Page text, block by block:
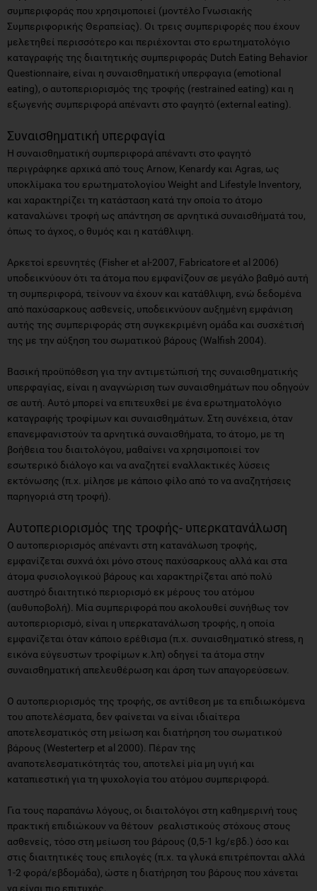
συμπεριφοράς που χρησιμοποιεί (μοντέλο Γνωσιακής
Συμπεριφορικής Θεραπείας). Οι τρεις συμπεριφορές που έχουν
μελετηθεί περισσότερο και περιέχονται στο ερωτηματολόγιο
καταγραφής της διαιτητικής συμπεριφοράς Dutch Eating Behavior
Questionnaire, είναι η συναισθηματική υπερφαγια (emotional
eating), ο αυτοπεριορισμός της τροφής (restrained eating) και η
εξωγενής συμπεριφορά απέναντι στο φαγητό (external eating).
Συναισθηματική υπερφαγία
Η συναισθηματική συμπεριφορά απέναντι στο φαγητό
περιγράφηκε αρχικά από τους Arnow, Kenardy και Agras, ως
υποκλίμακα του ερωτηματολογίου Weight and Lifestyle Inventory,
και χαρακτηρίζει τη κατάσταση κατά την οποία το άτομο
καταναλώνει τροφή ως απάντηση σε αρνητικά συναισθήματά του,
όπως το άγχος, ο θυμός και η κατάθλιψη.
Αρκετοί ερευνητές (Fisher et al-2007, Fabricatore et al 2006)
υποδεικνύουν ότι τα άτομα που εμφανίζουν σε μεγάλο βαθμό αυτή
τη συμπεριφορά, τείνουν να έχουν και κατάθλιψη, ενώ δεδομένα
από παχύσαρκους ασθενείς, υποδεικνύουν αυξημένη εμφάνιση
αυτής της συμπεριφοράς στη συγκεκριμένη ομάδα και συσχέτισή
της με την αύξηση του σωματικού βάρους (Walfish 2004).
Βασική προϋπόθεση για την αντιμετώπισή της συναισθηματικής
υπερφαγίας, είναι η αναγνώριση των συναισθημάτων που οδηγούν
σε αυτή. Αυτό μπορεί να επιτευχθεί με ένα ερωτηματολόγιο
καταγραφής τροφίμων και συναισθημάτων. Στη συνέχεια, όταν
επανεμφανιστούν τα αρνητικά συναισθήματα, το άτομο, με τη
βοήθεια του διαιτολόγου, μαθαίνει να χρησιμοποιεί τον
εσωτερικό διάλογο και να αναζητεί εναλλακτικές λύσεις
εκτόνωσης (π.χ. μίλησε με κάποιο φίλο από το να αναζητήσεις
παρηγοριά στη τροφή).
Αυτοπεριορισμός της τροφής- υπερκατανάλωση
Ο αυτοπεριορισμός απέναντι στη κατανάλωση τροφής,
εμφανίζεται συχνά όχι μόνο στους παχύσαρκους αλλά και στα
άτομα φυσιολογικού βάρους και χαρακτηρίζεται από πολύ
αυστηρό διαιτητικό περιορισμό εκ μέρους του ατόμου
(αυθυποβολή). Μία συμπεριφορά που ακολουθεί συνήθως τον
αυτοπεριορισμό, είναι η υπερκατανάλωση τροφής, η οποία
εμφανίζεται όταν κάποιο ερέθισμα (π.χ. συναισθηματικό stress, η
εικόνα εύγευστων τροφίμων κ.λπ) οδηγεί τα άτομα στην
συναισθηματική απελευθέρωση και άρση των απαγορεύσεων.
Ο αυτοπεριορισμός της τροφής, σε αντίθεση με τα επιδιωκόμενα
του αποτελέσματα, δεν φαίνεται να είναι ιδιαίτερα
αποτελεσματικός στη μείωση και διατήρηση του σωματικού
βάρους (Westerterp et al 2000). Πέραν της
αναποτελεσματικότητάς του, αποτελεί μία μη υγιή και
καταπιεστική για τη ψυχολογία του ατόμου συμπεριφορά.
Για τους παραπάνω λόγους, οι διαιτολόγοι στη καθημερινή τους
πρακτική επιδιώκουν να θέτουν ρεαλιστικούς στόχους στους
ασθενείς, τόσο στη μείωση του βάρους (0,5-1 kg/εβδ.) όσο και
στις διαιτητικές τους επιλογές (π.χ. τα γλυκά επιτρέπονται αλλά
1-2 φορά/εβδομάδα), ώστε η διατήρηση του βάρους που χάνεται
να είναι πιο επιτυχής.